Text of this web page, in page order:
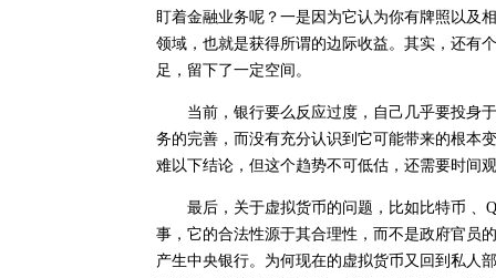
盯着金融业务呢？一是因为它认为你有牌照以及
领域，也就是获得所谓的边际收益。其实，还有
足，留下了一定空间。
当前，银行要么反应过度，自己几乎要投身于
务的完善，而没有充分认识到它可能带来的根本
难以下结论，但这个趋势不可低估，还需要时间
最后，关于虚拟货币的问题，比如比特币 、Q
事，它的合法性源于其合理性，而不是政府官员
产生中央银行。为何现在的虚拟货币又回到私人